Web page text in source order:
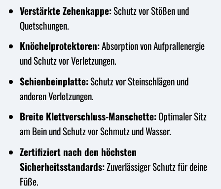
Verstärkte Zehenkappe:Schutz vor Stößen und
Quetschungen.
Knöchelprotektoren:Absorption von Aufprallenergie
und Schutz vor Verletzungen.
Schienbeinplatte:Schutz vor Steinschlägen und
anderen Verletzungen.
Breite Klettverschluss-Manschette:Optimaler Sitz
am Bein und Schutz vor Schmutz und Wasser.
Zertifiziert nach den höchsten
Sicherheitsstandards:Zuverlässiger Schutz für deine
Füße.